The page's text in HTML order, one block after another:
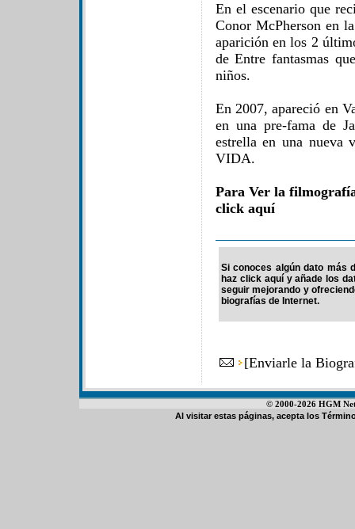
En el escenario que
Conor McPherson en
aparición en los 2
de Entre fantasmas
niños.
En 2007, apareció en
en una pre-fama de
estrella en una nueva
VIDA.
Para Ver la
click aquí
Si conoces algún dato más
haz click aquí y añade los
seguir mejorando y
biografías de Internet.
[Enviarle la
© 2000-2026 HGM
Al visitar estas páginas, acepta los